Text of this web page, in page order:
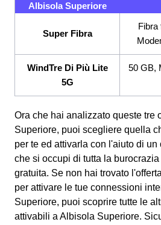
Albisola Superiore
Super Fibra
Fibra
WindTre Di Più Lite
5G
50 GB,
Ora che hai analizzato queste tre
Superiore, puoi scegliere quella
per te ed attivarla con l'aiuto di
che si occupi di tutta la
gratuita. Se non hai trovato
per attivare le tue connessioni
Superiore, puoi scoprire tutte le
attivabili a Albisola Superiore.